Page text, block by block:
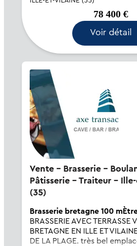
de commerce à vendre de
78 400 €
Voir détail
Vente - Brasserie - Boulangerie -
Pâtisserie - Traiteur -
(35)
Brasserie bretagne 100
BRASSERIE AVEC TERRASSE
BRETAGNE EN ILLE ET
DE LA PLAGE. très bel